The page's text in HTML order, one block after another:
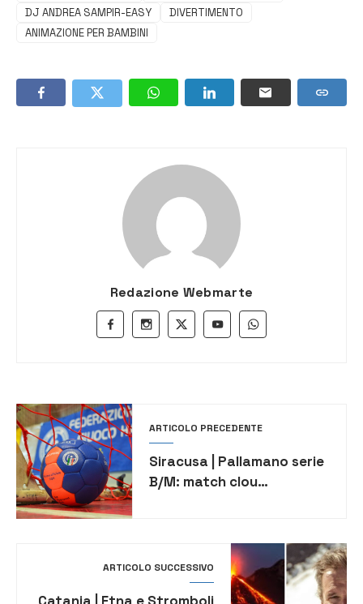
DJ ANDREA SAMPIR-EASY
DIVERTIMENTO
ANIMAZIONE PER BAMBINI
Redazione Webmarte
ARTICOLO PRECEDENTE
Siracusa | Pallamano serie
B/M: match clou
ARTICOLO SUCCESSIVO